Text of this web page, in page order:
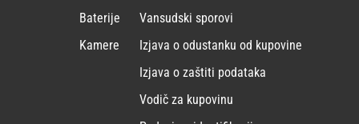
Baterije
Kamere
Vansudski sporovi
Izjava o odustanku od kupovine
Izjava o zaštiti podataka
Vodič za kupovinu